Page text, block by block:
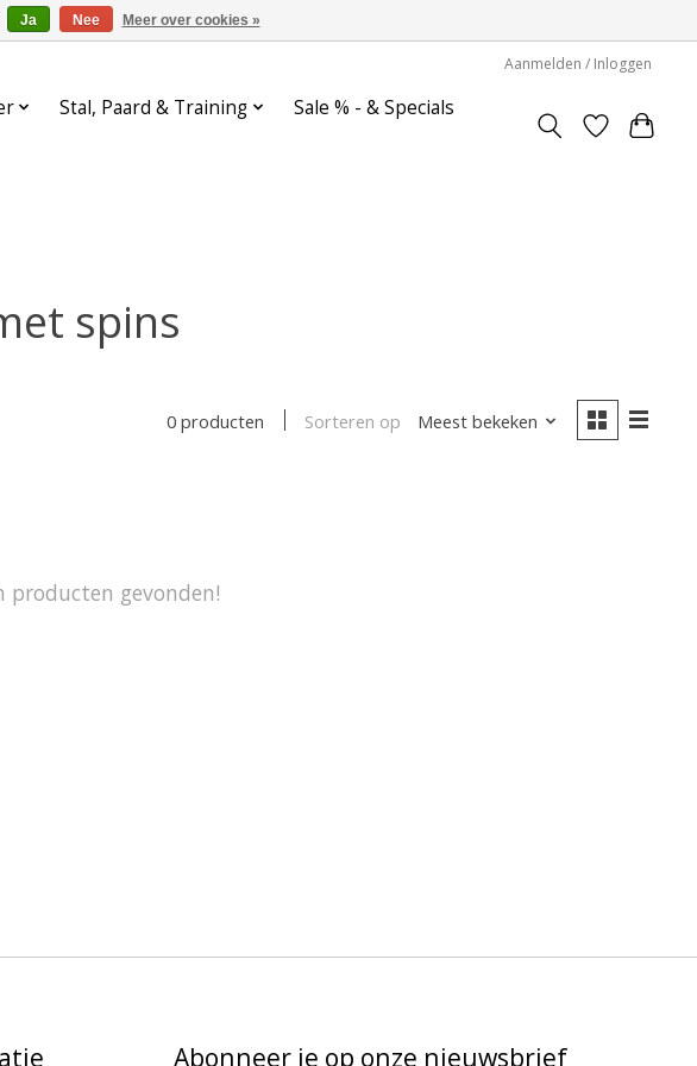
Aanmelden / Inloggen
Stal, Paard & Training
Sale % - & Specials
spins
0 producten Sorteren op Meest bekeken
producten gevonden!
Abonneer je op onze nieuwsbrief
Ja Nee Meer over cookies »